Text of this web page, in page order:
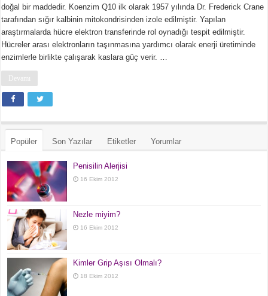
doğal bir maddedir. Koenzim Q10 ilk olarak 1957 yılında Dr. Frederick Crane
tarafından sığır kalbinin mitokondrisinden izole edilmiştir. Yapılan
araştırmalarda hücre elektron transferinde rol oynadığı tespit edilmiştir.
Hücreler arası elektronların taşınmasına yardımcı olarak enerji üretiminde
enzimlerle birlikte çalışarak kaslara güç verir. …
Devamı
Popüler Son Yazılar Etiketler Yorumlar
Penisilin Alerjisi
16 Ekim 2012
Nezle miyim?
16 Ekim 2012
Kimler Grip Aşısı Olmalı?
18 Ekim 2012